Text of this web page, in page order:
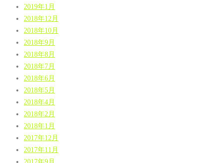
2019年1月
2018年12月
2018年10月
2018年9月
2018年8月
2018年7月
2018年6月
2018年5月
2018年4月
2018年2月
2018年1月
2017年12月
2017年11月
2017年9月